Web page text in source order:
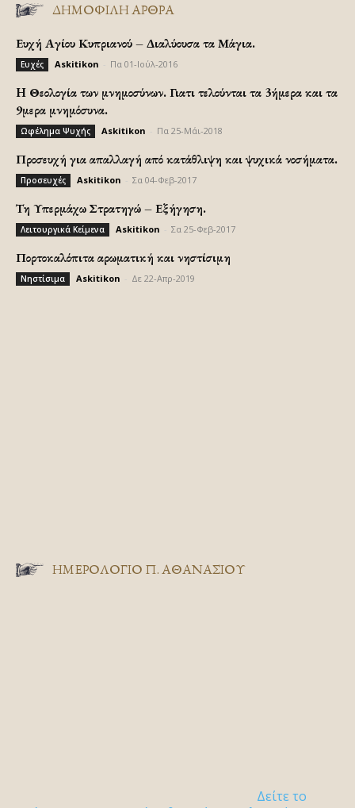
ΔΗΜΟΦΙΛΗ ΑΡΘΡΑ
Ευχή Αγίου Κυπριανού – Διαλύουσα τα Μάγια.
Ευχές Askitikon Πα 01-Ιούλ-2016
H Θεολογία των μνημοσύνων. Γιατι τελούνται τα 3ήμερα και τα
9μερα μνημόσυνα.
Ωφέλημα Ψυχής Askitikon Πα 25-Μάι-2018
Προσευχή για απαλλαγή από κατάθλιψη και ψυχικά νοσήματα.
Προσευχές Askitikon Σα 04-Φεβ-2017
Τη Υπερμάχω Στρατηγώ – Εξήγηση.
Λειτουργικά Κείμενα Askitikon Σα 25-Φεβ-2017
Πορτοκαλόπιτα αρωματική και νηστίσιμη
Νηστίσιμα Askitikon Δε 22-Απρ-2019
ΗΜΕΡΟΛΟΓΙΟ Π. ΑΘΑΝΑΣΙΟΥ
Δείτε το